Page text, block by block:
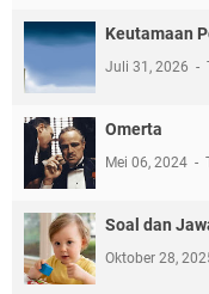
Keutamaan
Juli 31, 2026
Omerta
Mei 06, 2024
Soal dan
Oktober 28,